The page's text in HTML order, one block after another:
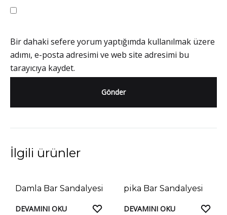
Bir dahaki sefere yorum yaptığımda kullanılmak üzere
adımı, e-posta adresimi ve web site adresimi bu
tarayıcıya kaydet.
İlgili ürünler
Damla Bar Sandalyesi
DEVAMINI OKU
FAVORILERE
pika Bar Sandalyesi
DEVAMINI OKU